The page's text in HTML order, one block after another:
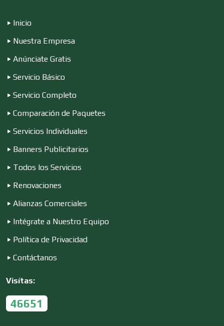
Cremerías y Salchichonerías
Cristalerías
Cromadoras
Decoración de Interiores
Inicio
Nuestra Empresa
Anúnciate Gratis
Servicio Básico
Servicio Completo
Comparación de Paquetes
Servicios Individuales
Banners Publicitarios
Todos los Servicios
Renovaciones
Alianzas Comerciales
Intégrate a Nuestro Equipo
Política de Privacidad
Contáctanos
Visítas:
46651